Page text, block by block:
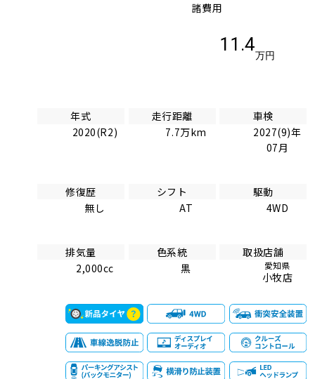
諸費用
11.4
万円
年式
2020(R2)
走行距離
7.7万km
車検
2027(9)年
07月
修復歴
無し
シフト
AT
駆動
4WD
排気量
2,000cc
色系統
黒
取扱店舗
愛知県
小牧店